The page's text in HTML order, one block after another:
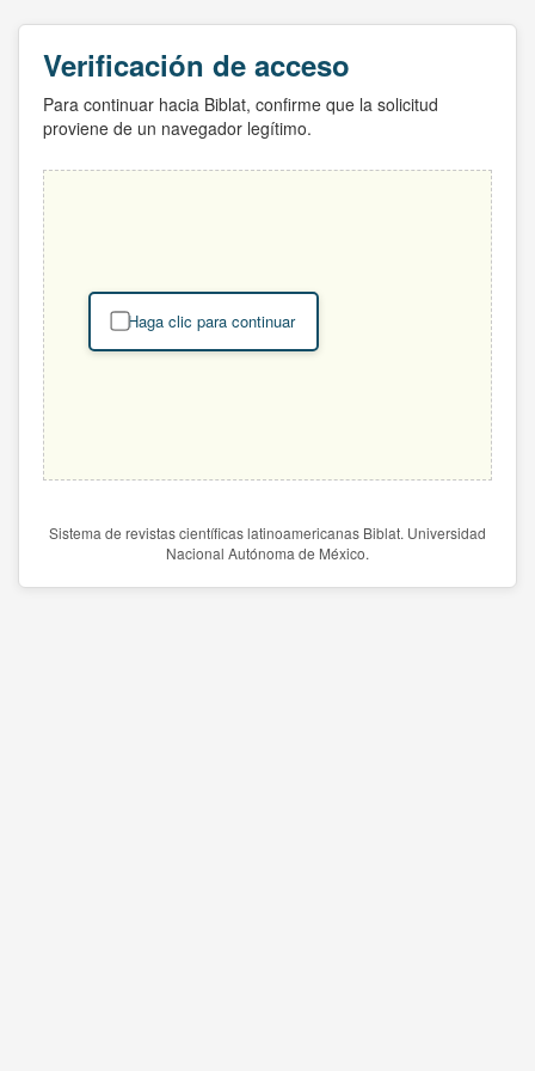
Verificación de acceso
Para continuar hacia Biblat, confirme que la solicitud
proviene de un navegador legítimo.
Haga clic para continuar
Sistema de revistas científicas latinoamericanas Biblat. Universidad
Nacional Autónoma de México.